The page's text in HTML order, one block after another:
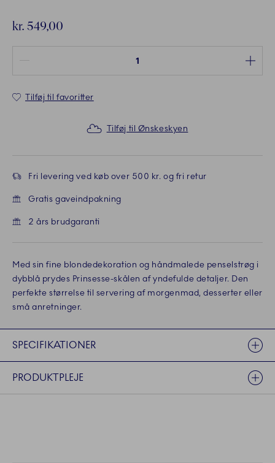
kr. 549,00
Tilføj til favoritter
Tilføj til Ønskeskyen
Fri levering ved køb over 500 kr. og fri retur
Gratis gaveindpakning
2 års brudgaranti
Med sin fine blondedekoration og håndmalede penselstrøg i
dybblå prydes Prinsesse-skålen af yndefulde detaljer. Den
perfekte størrelse til servering af morgenmad, desserter eller
små anretninger.
SPECIFIKATIONER
PRODUKTPLEJE